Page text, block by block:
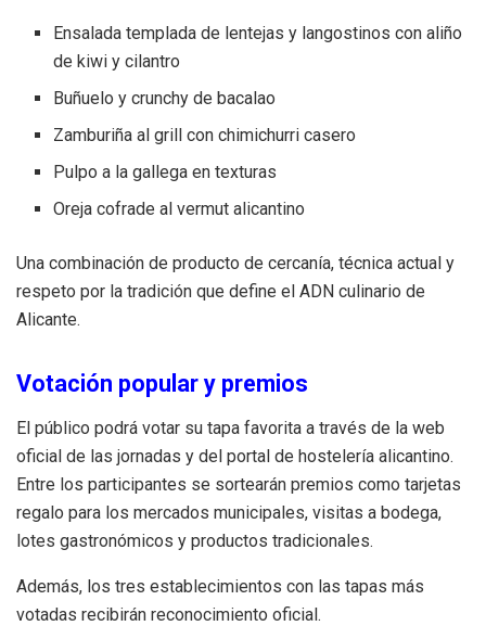
Ensalada templada de lentejas y langostinos con aliño
de kiwi y cilantro
Buñuelo y crunchy de bacalao
Zamburiña al grill con chimichurri casero
Pulpo a la gallega en texturas
Oreja cofrade al vermut alicantino
Una combinación de producto de cercanía, técnica actual y
respeto por la tradición que define el ADN culinario de
Alicante.
Votación popular y premios
El público podrá votar su tapa favorita a través de la web
oficial de las jornadas y del portal de hostelería alicantino.
Entre los participantes se sortearán premios como tarjetas
regalo para los mercados municipales, visitas a bodega,
lotes gastronómicos y productos tradicionales.
Además, los tres establecimientos con las tapas más
votadas recibirán reconocimiento oficial.